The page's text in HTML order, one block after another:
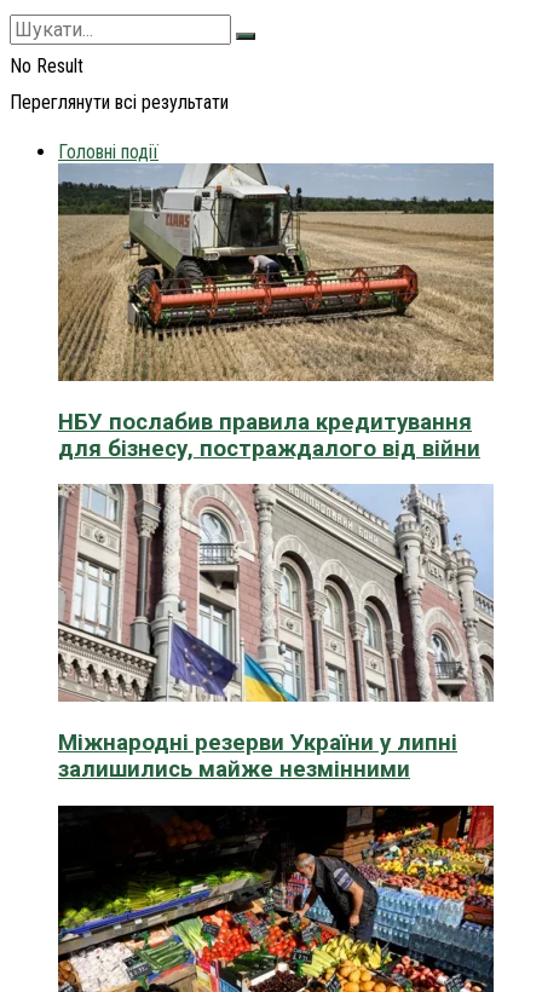
No Result
Переглянути всі результати
Головні події
НБУ послабив правила кредитування
для бізнесу, постраждалого від війни
Міжнародні резерви України у липні
залишились майже незмінними